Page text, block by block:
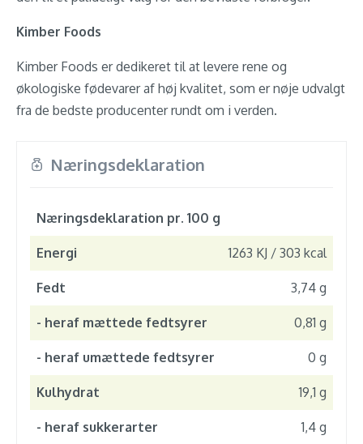
Kimber Foods
Kimber Foods er dedikeret til at levere rene og
økologiske fødevarer af høj kvalitet, som er nøje udvalgt
fra de bedste producenter rundt om i verden.
Næringsdeklaration
Næringsdeklaration pr. 100 g
Energi 1263 KJ / 303 kcal
Fedt 3,74 g
- heraf mættede fedtsyrer 0,81 g
- heraf umættede fedtsyrer 0 g
Kulhydrat 19,1 g
- heraf sukkerarter 1,4 g